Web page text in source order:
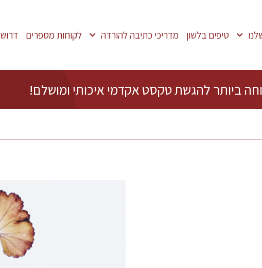
טיפים בלשון מדריכי כתיבה להורדה לקוחות מספרים
ביותר להגשת טקסט אקדמי איכותי ומושלם!